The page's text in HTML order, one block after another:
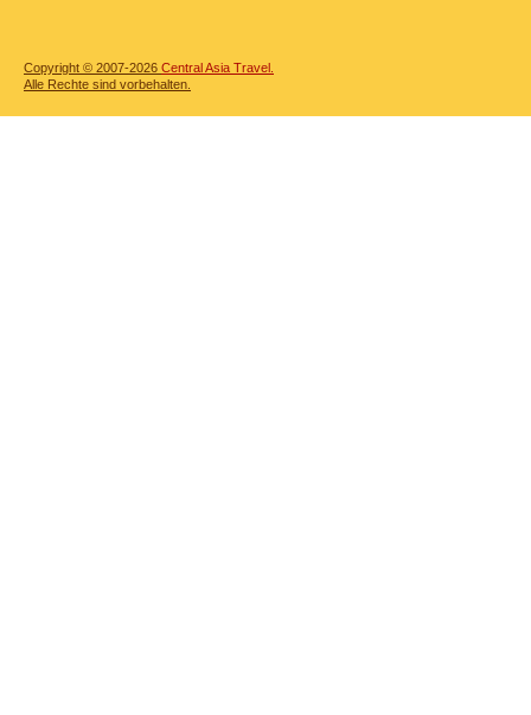
Copyright © 2007-2026 Central Asia Travel.
Alle Rechte sind vorbehalten.